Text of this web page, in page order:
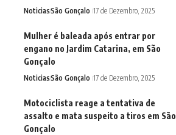
NoticiasSão Gonçalo 17 de Dezembro, 2025
Mulher é baleada após entrar por
engano no Jardim Catarina, em São
Gonçalo
NoticiasSão Gonçalo 17 de Dezembro, 2025
Motociclista reage a tentativa de
assalto e mata suspeito a tiros em São
Gonçalo